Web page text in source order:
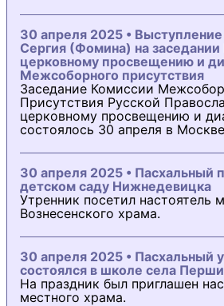
30 апреля 2025 •
Сергия (Фомина) на
церковному просвещению и
Межсоборного присутствия
Заседание Комиссии
Присутствия Русской
церковному просвещению и
состоялось 30 апреля в
30 апреля 2025 • Пасхальный
детском саду Нижнедевицка
Утренник посетил настоятель
Вознесенского храма.
30 апреля 2025 • Пасхальный
состоялся в школе села
На праздник был приглашен
местного храма.